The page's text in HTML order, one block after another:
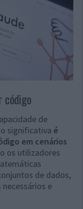
código
de
significativa é
em cenários
os utilizadores
de dados,
e